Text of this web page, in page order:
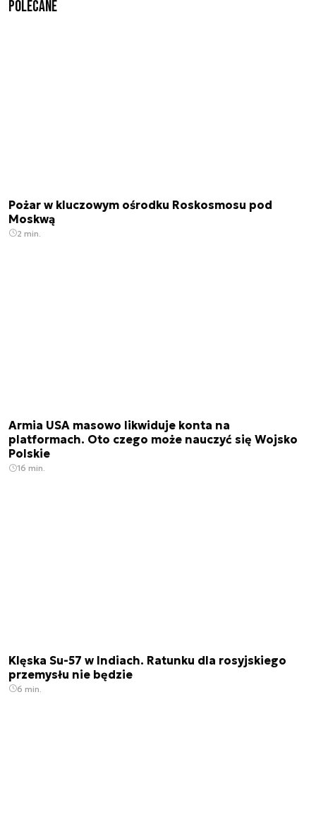
Polecane
Pożar w kluczowym ośrodku Roskosmosu pod
Moskwą
2 min.
Armia USA masowo likwiduje konta na
platformach. Oto czego może nauczyć się Wojsko
Polskie
16 min.
Klęska Su-57 w Indiach. Ratunku dla rosyjskiego
przemysłu nie będzie
6 min.